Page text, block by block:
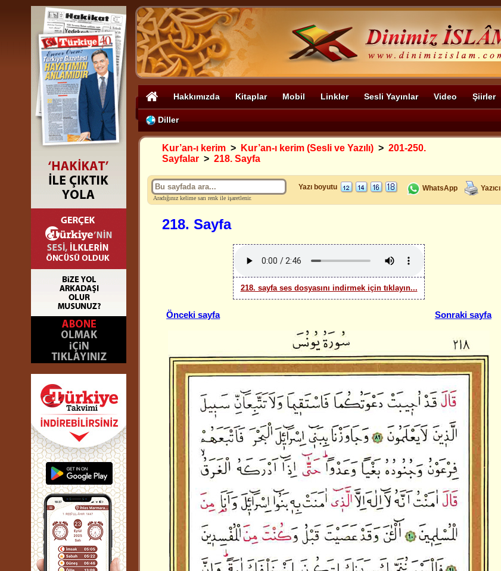
Hakkımızda Kitaplar Mobil Linkler Sesli Yayınlar Video Şiirler
Diller
Kur’an-ı kerim > Kur’an-ı kerim (Sesli ve Yazılı) > 201-250.
Sayfalar > 218. Sayfa
Aradığınız kelime sarı renk ile işaretlenir.
Yazı boyutu WhatsApp Yazıcı
218. Sayfa
218. sayfa ses dosyasını indirmek için tıklayın...
Önceki sayfa Sonraki sayfa